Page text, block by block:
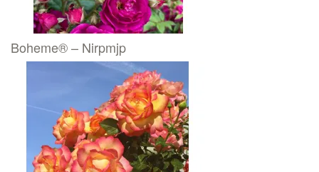
Boheme® – Nirpmjp